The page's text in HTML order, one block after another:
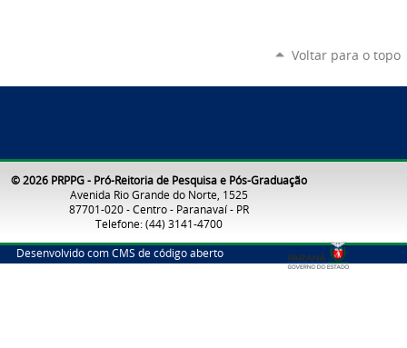
Voltar para o topo
© 2026 PRPPG - Pró-Reitoria de Pesquisa e Pós-Graduação
Avenida Rio Grande do Norte, 1525
87701-020 - Centro - Paranavaí - PR
Telefone: (44) 3141-4700
Desenvolvido com CMS de código aberto